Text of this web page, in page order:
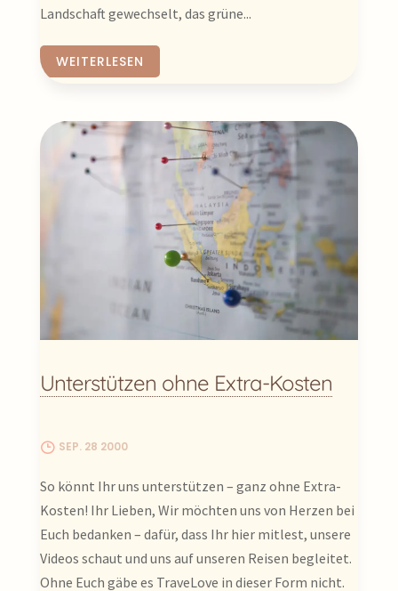
Landschaft gewechselt, das grüne...
WEITERLESEN
Unterstützen ohne Extra-Kosten
SEP. 28 2000
So könnt Ihr uns unterstützen – ganz ohne Extra-
Kosten! Ihr Lieben, Wir möchten uns von Herzen bei
Euch bedanken – dafür, dass Ihr hier mitlest, unsere
Videos schaut und uns auf unseren Reisen begleitet.
Ohne Euch gäbe es TraveLove in dieser Form nicht.